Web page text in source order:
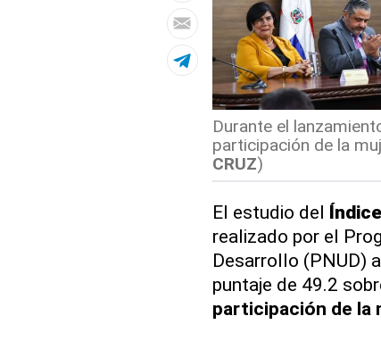
Durante el
participación de la
CRUZ)
El estudio del Índice
realizado por el
Desarrollo (PNUD)
puntaje de 49.2
participación de la